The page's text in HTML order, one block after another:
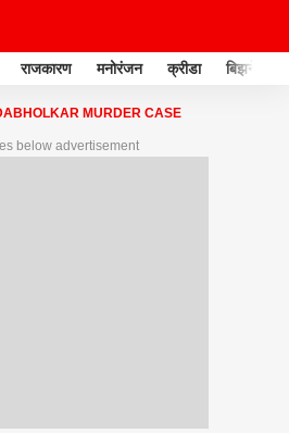
राजकारण मनोरंजन क्रीडा बिझनेस
MURDER CASE
below advertisement